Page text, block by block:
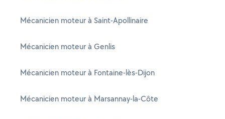
Mécanicien moteur à Saint-Apollinaire
Mécanicien moteur à Genlis
Mécanicien moteur à Fontaine-lès-Dijon
Mécanicien moteur à Marsannay-la-Côte